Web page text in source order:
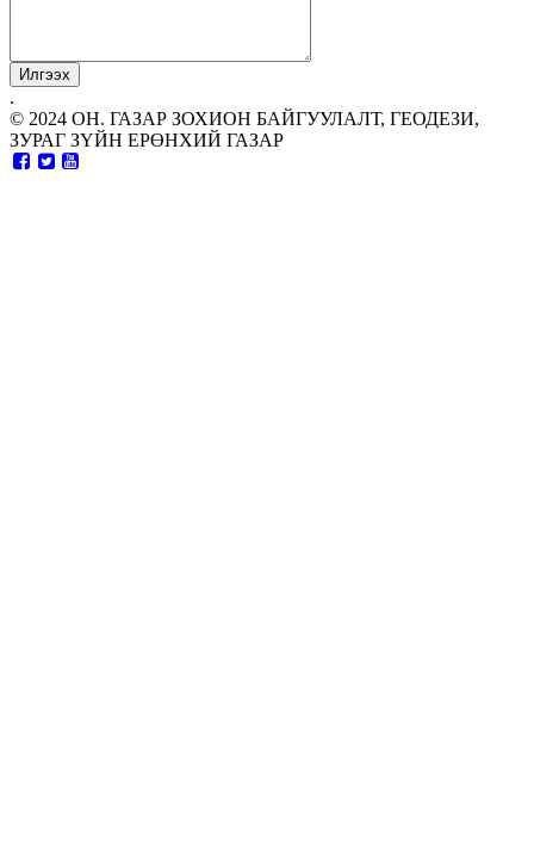
.
© 2024 ОН. ГАЗАР ЗОХИОН БАЙГУУЛАЛТ, ГЕОДЕЗИ,
ЗУРАГ ЗҮЙН ЕРӨНХИЙ ГАЗАР